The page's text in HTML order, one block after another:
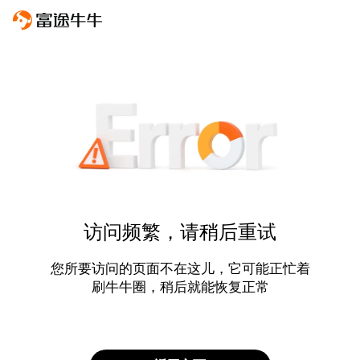
访问频繁，请稍后重试
您所要访问的页面不在这儿，它可能正忙着
刷牛牛圈，稍后就能恢复正常